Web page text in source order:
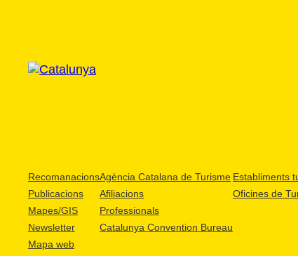
Recomanacions
Publicacions
Mapes/GIS
Newsletter
Mapa web
Agència Catalana de Turisme
Afiliacions
Professionals
Catalunya Convention Bureau
Establiments
Oficines de